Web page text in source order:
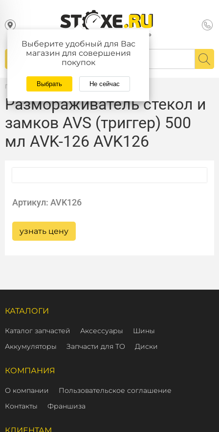
Выберите удобный для Вас
магазин для совершения
покупок
Выбрать Не сейчас
Главная / Каталог
Размораживатель стекол и
замков AVS (триггер) 500
мл AVK-126 AVK126
Артикул: AVK126
узнать цену
КАТАЛОГИ
Каталог запчастей Аксессуары
Шины
Аккумуляторы
Запчасти для ТО Диски
КОМПАНИЯ
О компании
Пользовательское соглашение
Контакты
Франшиза